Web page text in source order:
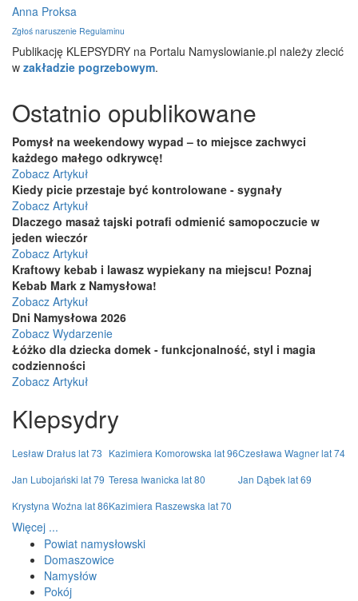
Anna Proksa
Zgłoś naruszenie Regulaminu
Publikację KLEPSYDRY na Portalu Namyslowianie.pl należy zlecić
w zakładzie pogrzebowym.
Ostatnio opublikowane
Pomysł na weekendowy wypad – to miejsce zachwyci
każdego małego odkrywcę!
Zobacz Artykuł
Kiedy picie przestaje być kontrolowane - sygnały
Zobacz Artykuł
Dlaczego masaż tajski potrafi odmienić samopoczucie w
jeden wieczór
Zobacz Artykuł
Kraftowy kebab i lawasz wypiekany na miejscu! Poznaj
Kebab Mark z Namysłowa!
Zobacz Artykuł
Dni Namysłowa 2026
Zobacz Wydarzenie
Łóżko dla dziecka domek - funkcjonalność, styl i magia
codzienności
Zobacz Artykuł
Klepsydry
Lesław Drałus lat 73 Kazimiera Komorowska lat 96Czesława Wagner lat 74
Jan Lubojański lat 79 Teresa Iwanicka lat 80
Jan Dąbek lat 69
Krystyna Woźna lat 86Kazimiera Raszewska lat 70
Więcej ...
Powiat namysłowski
Domaszowice
Namysłów
Pokój